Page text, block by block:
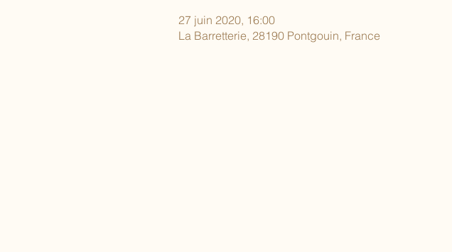
27 juin 2020, 16:00
La Barretterie, 28190 Pontgouin, France